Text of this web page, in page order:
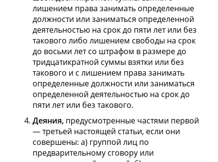
лишением права занимать определенные
должности или заниматься определенной
деятельностью на срок до пяти лет или без
такового либо лишением свободы на срок
до восьми лет со штрафом в размере до
тридцатикратной суммы взятки или без
такового и с лишением права занимать
определенные должности или заниматься
определенной деятельностью на срок до
пяти лет или без такового.
Деяния, предусмотренные частями первой
— третьей настоящей статьи, если они
совершены: а) группой лиц по
предварительному сговору или